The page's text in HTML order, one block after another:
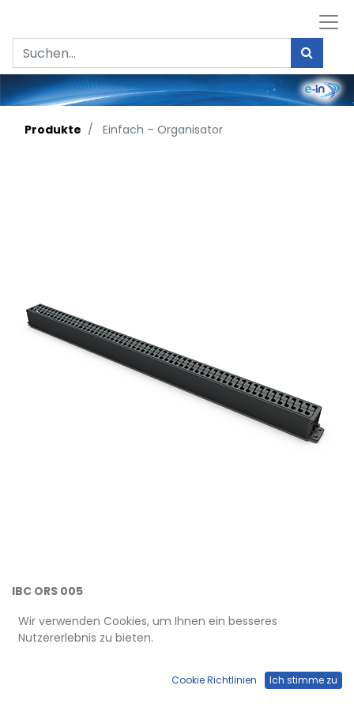
Produkte Einfach – Organisator
IBC ORS 005
Einfach – Organisator
1 m Kabelmanagement in Aluminium Profil verkehrsschwarz
Wir verwenden Cookies, um Ihnen ein besseres
Nutzererlebnis zu bieten.
Cookie Richtlinien Ich stimme zu